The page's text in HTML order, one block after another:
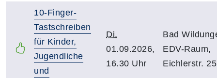
10-Finger-
Tastschreiben
für Kinder,
Jugendliche
und
Di.
01.09.2026,
16.30 Uhr
Bad
EDV-Raum,
Eichlerstr. 25